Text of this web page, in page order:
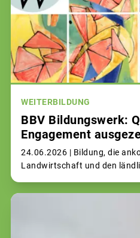
WEITERBILDUNG
BBV Bildungswerk:
Engagement
24.06.2026 | Bildung, die
Landwirtschaft und den